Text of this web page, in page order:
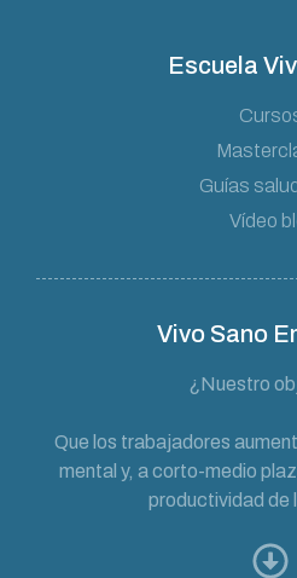
Escuela
Guías
Vídeo
Vivo Sano
¿Nuestro
Que los trabajadores
mental y, a corto-medio
productividad de